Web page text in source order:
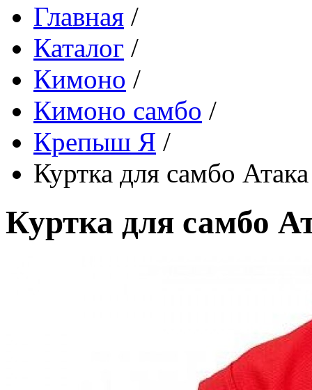
Главная /
Каталог /
Кимоно /
Кимоно самбо /
Крепыш Я /
Куртка для самбо
Куртка для самбо